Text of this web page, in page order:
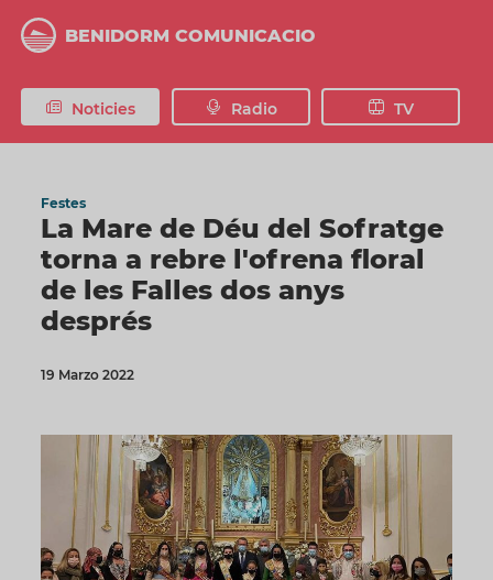
contingut
BENIDORM COMUNICACIO
Noticies Radio TV
Festes
La Mare de Déu del Sofratge
torna a rebre l'ofrena floral
de les Falles dos anys
després
19 Marzo 2022